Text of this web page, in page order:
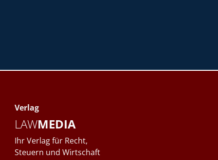
Verlag
LAWMEDIA
Ihr Verlag für Recht,
Steuern und Wirtschaft